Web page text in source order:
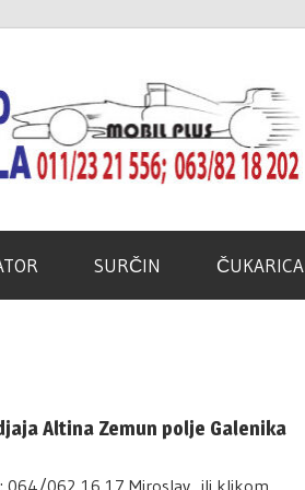
SURČIN ČUKARICA
Altina Zemun polje Galenika
064/062 16 17 Miroslav ili klikom